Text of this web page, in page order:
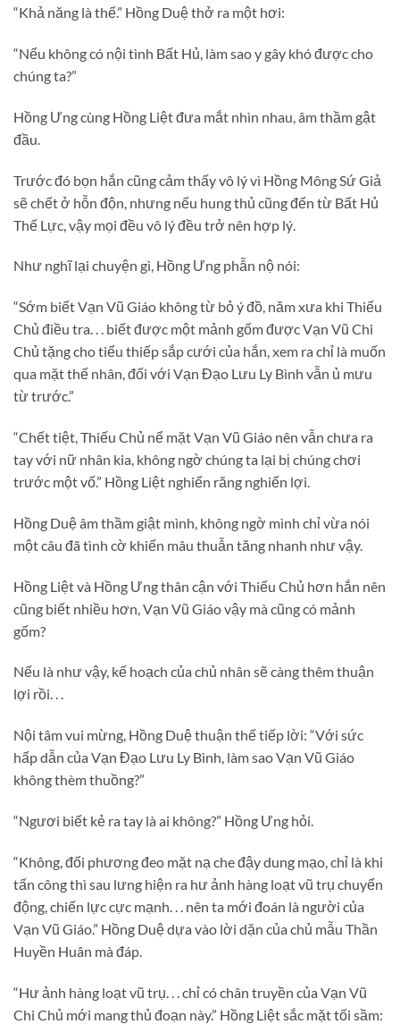
“Khả năng là thế.” Hồng Duệ thở ra một hơi:
“Nếu không có nội tình Bất Hủ, làm sao y gây khó được cho
chúng ta?”
Hồng Ưng cùng Hồng Liệt đưa mắt nhìn nhau, âm thầm gật
đầu.
Trước đó bọn hắn cũng cảm thấy vô lý vì Hồng Mông Sứ Giả
sẽ chết ở hỗn độn, nhưng nếu hung thủ cũng đến từ Bất Hủ
Thế Lực, vậy mọi đều vô lý đều trở nên hợp lý.
Như nghĩ lại chuyện gì, Hồng Ưng phẫn nộ nói:
“Sớm biết Vạn Vũ Giáo không từ bỏ ý đồ, năm xưa khi Thiếu
Chủ điều tra. . . biết được một mảnh gốm được Vạn Vũ Chi
Chủ tặng cho tiểu thiếp sắp cưới của hắn, xem ra chỉ là muốn
qua mặt thế nhân, đối với Vạn Đạo Lưu Ly Bình vẫn ủ mưu
từ trước.”
“Chết tiệt, Thiếu Chủ nể mặt Vạn Vũ Giáo nên vẫn chưa ra
tay với nữ nhân kia, không ngờ chúng ta lại bị chúng chơi
trước một vố.” Hồng Liệt nghiến răng nghiến lợi.
Hồng Duệ âm thầm giật mình, không ngờ mình chỉ vừa nói
một câu đã tình cờ khiến mâu thuẫn tăng nhanh như vậy.
Hồng Liệt và Hồng Ưng thân cận với Thiếu Chủ hơn hắn nên
cũng biết nhiều hơn, Vạn Vũ Giáo vậy mà cũng có mảnh
gốm?
Nếu là như vậy, kế hoạch của chủ nhân sẽ càng thêm thuận
lợi rồi. . .
Nội tâm vui mừng, Hồng Duệ thuận thế tiếp lời: “Với sức
hấp dẫn của Vạn Đạo Lưu Ly Bình, làm sao Vạn Vũ Giáo
không thèm thuồng?”
“Ngươi biết kẻ ra tay là ai không?” Hồng Ưng hỏi.
“Không, đối phương đeo mặt nạ che đậy dung mạo, chỉ là khi
tấn công thì sau lưng hiện ra hư ảnh hàng loạt vũ trụ chuyển
động, chiến lực cực mạnh. . . nên ta mới đoán là người của
Vạn Vũ Giáo.” Hồng Duệ dựa vào lời dặn của chủ mẫu Thần
Huyền Huân mà đáp.
“Hư ảnh hàng loạt vũ trụ. . . chỉ có chân truyền của Vạn Vũ
Chi Chủ mới mang thủ đoạn này.” Hồng Liệt sắc mặt tối sầm: